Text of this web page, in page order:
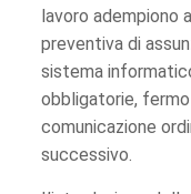
lavoro adempiono
preventiva di
sistema
obbligatorie,
comunicazione
successivo.